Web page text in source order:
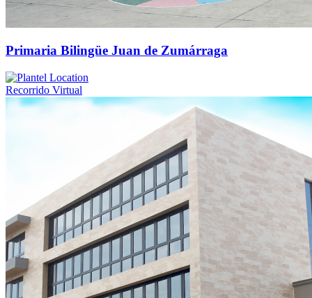
Primaria Bilingüe Juan de Zumárraga
Recorrido Virtual